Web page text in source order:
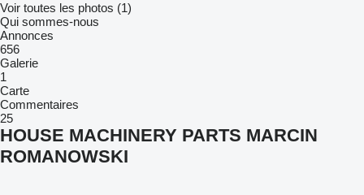
Voir toutes les photos (1)
Qui sommes-nous
Annonces
656
Galerie
1
Carte
Commentaires
25
HOUSE MACHINERY PARTS MARCIN
ROMANOWSKI